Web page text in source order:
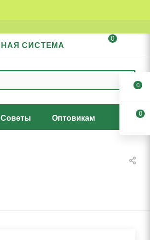
СИСТЕМА
0
Советы Оптовикам
0
0